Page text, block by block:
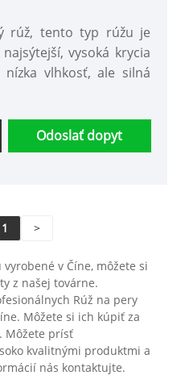
rúž, tento typ rúžu je
vysoká krycia
nízka vlhkosť, ale silná
Odoslať dopyt
1 >
v Číne, môžete si
z našej továrne.
Rúž na pery
Môžete si ich kúpiť za
Môžete prísť
kvalitnými produktmi a
nás kontaktujte.